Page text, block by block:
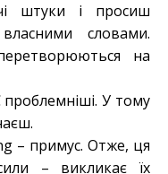
штуки і просиш
словами.
на
проблемніші. У тому
– примус. Отже, ця
– викликає їх